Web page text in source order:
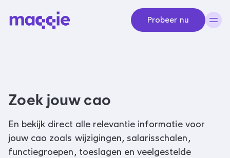
Probeer nu
Zoek jouw cao
En bekijk direct alle relevantie informatie voor
jouw cao zoals wijzigingen, salarisschalen,
functiegroepen, toeslagen en veelgestelde